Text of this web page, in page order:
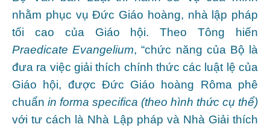
nhằm phục vụ Đức Giáo hoàng, nhà lập pháp
tối cao của Giáo hội. Theo Tông hiến
Praedicate Evangelium, “chức năng của Bộ là
đưa ra việc giải thích chính thức các luật lệ của
Giáo hội, được Đức Giáo hoàng Rôma phê
chuẩn in forma specifica (theo hình thức cụ thể)
với tư cách là Nhà Lập pháp và Nhà Giải thích